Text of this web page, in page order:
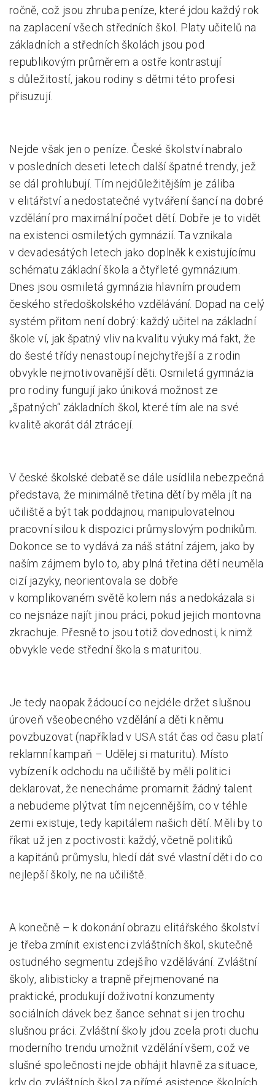
ročně, což jsou zhruba peníze, které jdou každý rok
na zaplacení všech středních škol. Platy učitelů na
základních a středních školách jsou pod
republikovým průměrem a ostře kontrastují
s důležitostí, jakou rodiny s dětmi této profesi
přisuzují.
Nejde však jen o peníze. České školství nabralo
v posledních deseti letech další špatné trendy, jež
se dál prohlubují. Tím nejdůležitějším je záliba
v elitářství a nedostatečné vytváření šancí na dobré
vzdělání pro maximální počet dětí. Dobře je to vidět
na existenci osmiletých gymnázií. Ta vznikala
v devadesátých letech jako doplněk k existujícímu
schématu základní škola a čtyřleté gymnázium.
Dnes jsou osmiletá gymnázia hlavním proudem
českého středoškolského vzdělávání. Dopad na celý
systém přitom není dobrý: každý učitel na základní
škole ví, jak špatný vliv na kvalitu výuky má fakt, že
do šesté třídy nenastoupí nejchytřejší a z rodin
obvykle nejmotivovanější děti. Osmiletá gymnázia
pro rodiny fungují jako úniková možnost ze
„špatných“ základních škol, které tím ale na své
kvalitě akorát dál ztrácejí.
V české školské debatě se dále usídlila nebezpečná
představa, že minimálně třetina dětí by měla jít na
učiliště a být tak poddajnou, manipulovatelnou
pracovní silou k dispozici průmyslovým podnikům.
Dokonce se to vydává za náš státní zájem, jako by
naším zájmem bylo to, aby plná třetina dětí neuměla
cizí jazyky, neorientovala se dobře
v komplikovaném světě kolem nás a nedokázala si
co nejsnáze najít jinou práci, pokud jejich montovna
zkrachuje. Přesně to jsou totiž dovednosti, k nimž
obvykle vede střední škola s maturitou.
Je tedy naopak žádoucí co nejdéle držet slušnou
úroveň všeobecného vzdělání a děti k němu
povzbuzovat (například v USA stát čas od času platí
reklamní kampaň – Udělej si maturitu). Místo
vybízení k odchodu na učiliště by měli politici
deklarovat, že nenecháme promarnit žádný talent
a nebudeme plýtvat tím nejcennějším, co v téhle
zemi existuje, tedy kapitálem našich dětí. Měli by to
říkat už jen z poctivosti: každý, včetně politiků
a kapitánů průmyslu, hledí dát své vlastní děti do co
nejlepší školy, ne na učiliště.
A konečně – k dokonání obrazu elitářského školství
je třeba zmínit existenci zvláštních škol, skutečně
ostudného segmentu zdejšího vzdělávání. Zvláštní
školy, alibisticky a trapně přejmenované na
praktické, produkují doživotní konzumenty
sociálních dávek bez šance sehnat si jen trochu
slušnou práci. Zvláštní školy jdou zcela proti duchu
moderního trendu umožnit vzdělání všem, což ve
slušné společnosti nejde obhájit hlavně za situace,
kdy do zvláštních škol za přímé asistence školních